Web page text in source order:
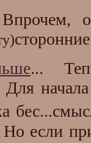
...
Для
если